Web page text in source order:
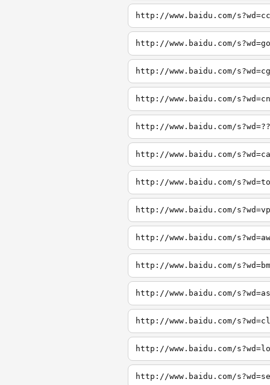
http://www.baidu.com/
http://www.baidu.com/
http://www.baidu.com/
http://www.baidu.com/
http://www.baidu.com/
http://www.baidu.com/
http://www.baidu.com/
http://www.baidu.com/
http://www.baidu.com/
http://www.baidu.com/
http://www.baidu.com/
http://www.baidu.com/
http://www.baidu.com/
http://www.baidu.com/